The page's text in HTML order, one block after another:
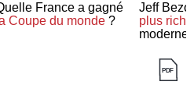
France a gagné
Coupe du monde?
Jeff
plus riche
modernes